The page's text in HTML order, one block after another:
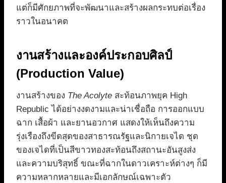
แต่ก็มีศักยภาพที่จะพัฒนาและสร้างผลกระทบต่อเรื่อง
ราวในอนาคต
งานสร้างและองค์ประกอบศิลป์
(Production Value)
งานสร้างของ The Acolyte สะท้อนภาพยุค High
Republic ได้อย่างงดงามและน่าเชื่อถือ การออกแบบ
ฉาก เสื้อผ้า และยานอวกาศ แสดงให้เห็นถึงความ
รุ่งเรืองถึงขีดสุดของสาธารณรัฐและนิกายเจได ชุด
ของเจไดที่เป็นสีขาวทองสะท้อนถึงสถานะอันสูงส่ง
และความบริสุทธิ์ ขณะที่ฉากในดาวเคราะห์ต่างๆ ก็มี
ความหลากหลายและมีเอกลักษณ์เฉพาะตัว